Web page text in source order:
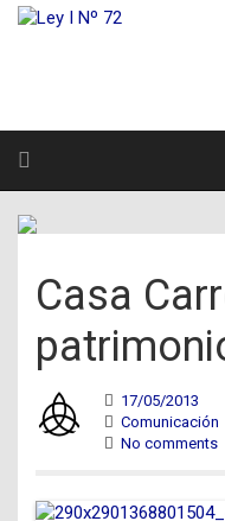
Casa
17/05/2013
Comunicación
No comments